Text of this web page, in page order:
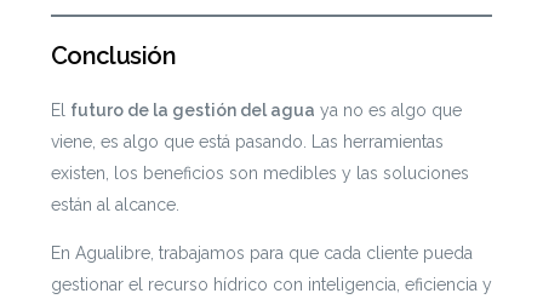
Conclusión
El futuro de la gestión del agua ya no es algo que
viene, es algo que está pasando. Las herramientas
existen, los beneficios son medibles y las soluciones
están al alcance.
En Agualibre, trabajamos para que cada cliente pueda
gestionar el recurso hídrico con inteligencia, eficiencia y